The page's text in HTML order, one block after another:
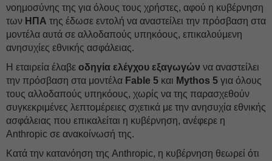
νοημοσύνης της για όλους τους χρήστες, αφού η κυβέρνηση
των ΗΠΑ της έδωσε εντολή να αναστείλει την πρόσβαση στα
μοντέλα αυτά σε αλλοδαπούς υπηκόους, επικαλούμενη
ανησυχίες εθνικής ασφάλειας.
Η εταιρεία έλαβε οδηγία ελέγχου εξαγωγών να αναστείλει
την πρόσβαση στα μοντέλα Fable 5 και Mythos 5 για όλους
τους αλλοδαπούς υπηκόους, χωρίς να της παρασχεθούν
συγκεκριμένες λεπτομέρειες σχετικά με την ανησυχία εθνικής
ασφάλειας που επικαλείται η κυβέρνηση, ανέφερε η
Anthropic σε ανακοίνωσή της.
Κατά την κατανόηση της Anthropic, η κυβέρνηση θεωρεί ότι